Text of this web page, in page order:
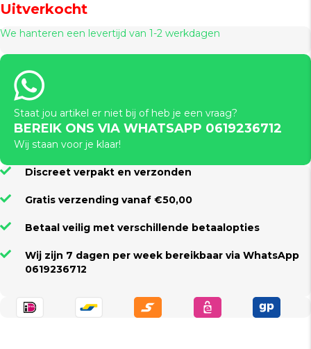
Uitverkocht
We hanteren een levertijd van 1-2 werkdagen
Staat jou artikel er niet bij of heb je een vraag?
BEREIK ONS VIA WHATSAPP 0619236712
Wij staan voor je klaar!
Discreet verpakt en verzonden
Gratis verzending vanaf €50,00
Betaal veilig met verschillende betaalopties
Wij zijn 7 dagen per week bereikbaar via WhatsApp
0619236712